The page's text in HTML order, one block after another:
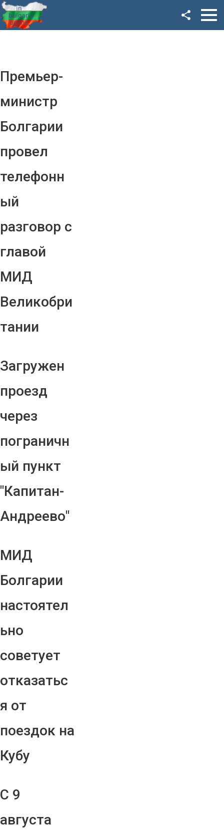
Премьер-
министр
Болгарии
провел
телефонн
ый
разговор с
главой
МИД
Великобри
тании
Загружен
проезд
через
пограничн
ый пункт
"Капитан-
Андреево"
МИД
Болгарии
настоятел
ьно
советует
отказатьс
я от
поездок на
Кубу
С 9
августа